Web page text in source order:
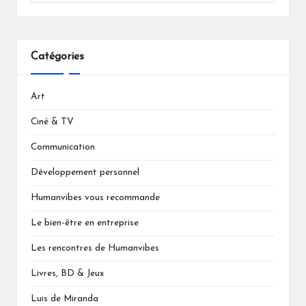
Catégories
Art
Ciné & TV
Communication
Développement personnel
Humanvibes vous recommande
Le bien-être en entreprise
Les rencontres de Humanvibes
Livres, BD & Jeux
Luis de Miranda